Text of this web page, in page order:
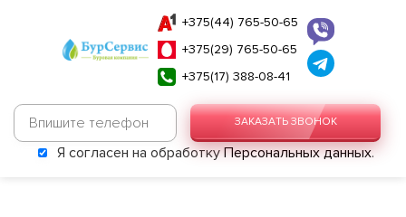
+375(44) 765-50-65
+375(29) 765-50-65
+375(17) 388-08-41
ЗАКАЗАТЬ ЗВОНОК
Я согласен на обработкуПерсональных данных.